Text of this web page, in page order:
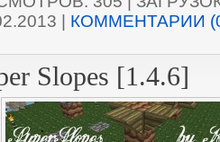
| КОММЕНТАРИИ
Slopes [1.4.6]